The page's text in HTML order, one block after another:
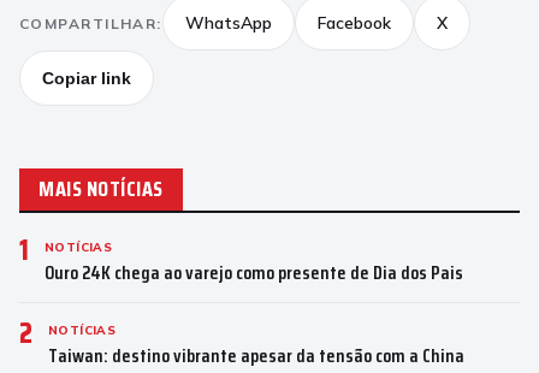
COMPARTILHAR: WhatsApp Facebook X
Copiar link
MAIS NOTÍCIAS
1 NOTÍCIAS
Ouro 24K chega ao varejo como presente de Dia dos Pais
2 NOTÍCIAS
Taiwan: destino vibrante apesar da tensão com a China